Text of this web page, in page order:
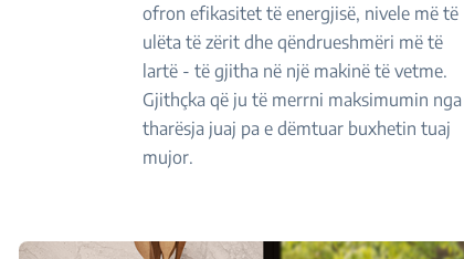
ofron efikasitet të energjisë, nivele më të
ulëta të zërit dhe qëndrueshmëri më të
lartë - të gjitha në një makinë të vetme.
Gjithçka që ju të merrni maksimumin nga
tharësja juaj pa e dëmtuar buxhetin tuaj
mujor.